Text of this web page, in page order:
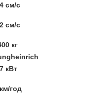
см/с
см/с
кг
кВт
год